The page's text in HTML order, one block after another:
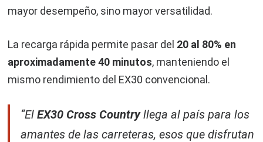
mayor desempeño, sino mayor versatilidad.
La recarga rápida permite pasar del 20 al 80% en
aproximadamente 40 minutos, manteniendo el
mismo rendimiento del EX30 convencional.
“ElEX30 Cross Countryllega al país para los
amantes de las carreteras, esos que disfrutan